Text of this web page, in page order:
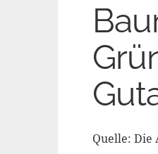
Quelle: Die